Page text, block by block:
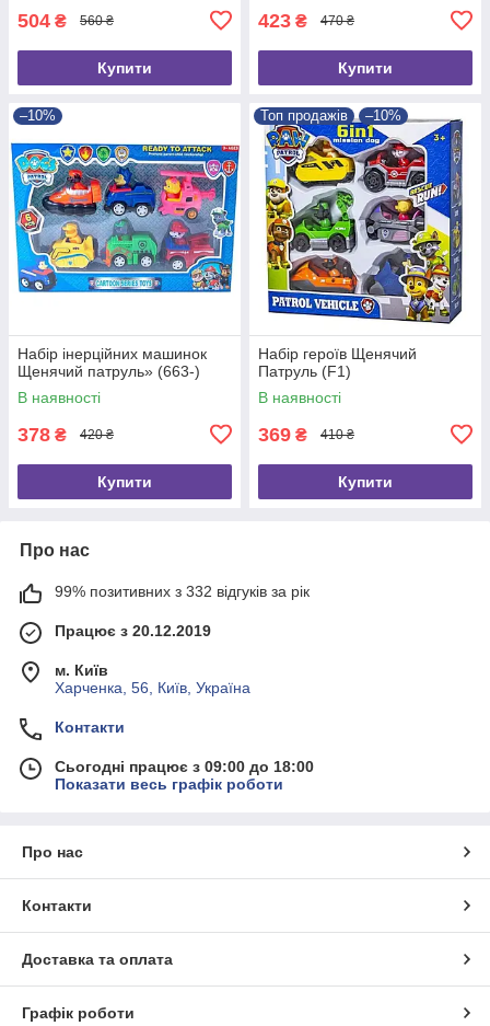
504 ₴ 560 ₴
Купити
423 ₴ 470 ₴
Купити
–10%
Набір інерційних машинок
Щенячий патруль» (663-)
В наявності
378 ₴ 420 ₴
Купити
Топ продажів –10%
Набір героїв Щенячий
Патруль (F1)
В наявності
369 ₴ 410 ₴
Купити
Про нас
99% позитивних з 332 відгуків за рік
Працює з 20.12.2019
м. Київ
Харченка, 56, Київ, Україна
Контакти
Сьогодні працює з 09:00 до 18:00
Показати весь графік роботи
Про нас
Контакти
Доставка та оплата
Графік роботи